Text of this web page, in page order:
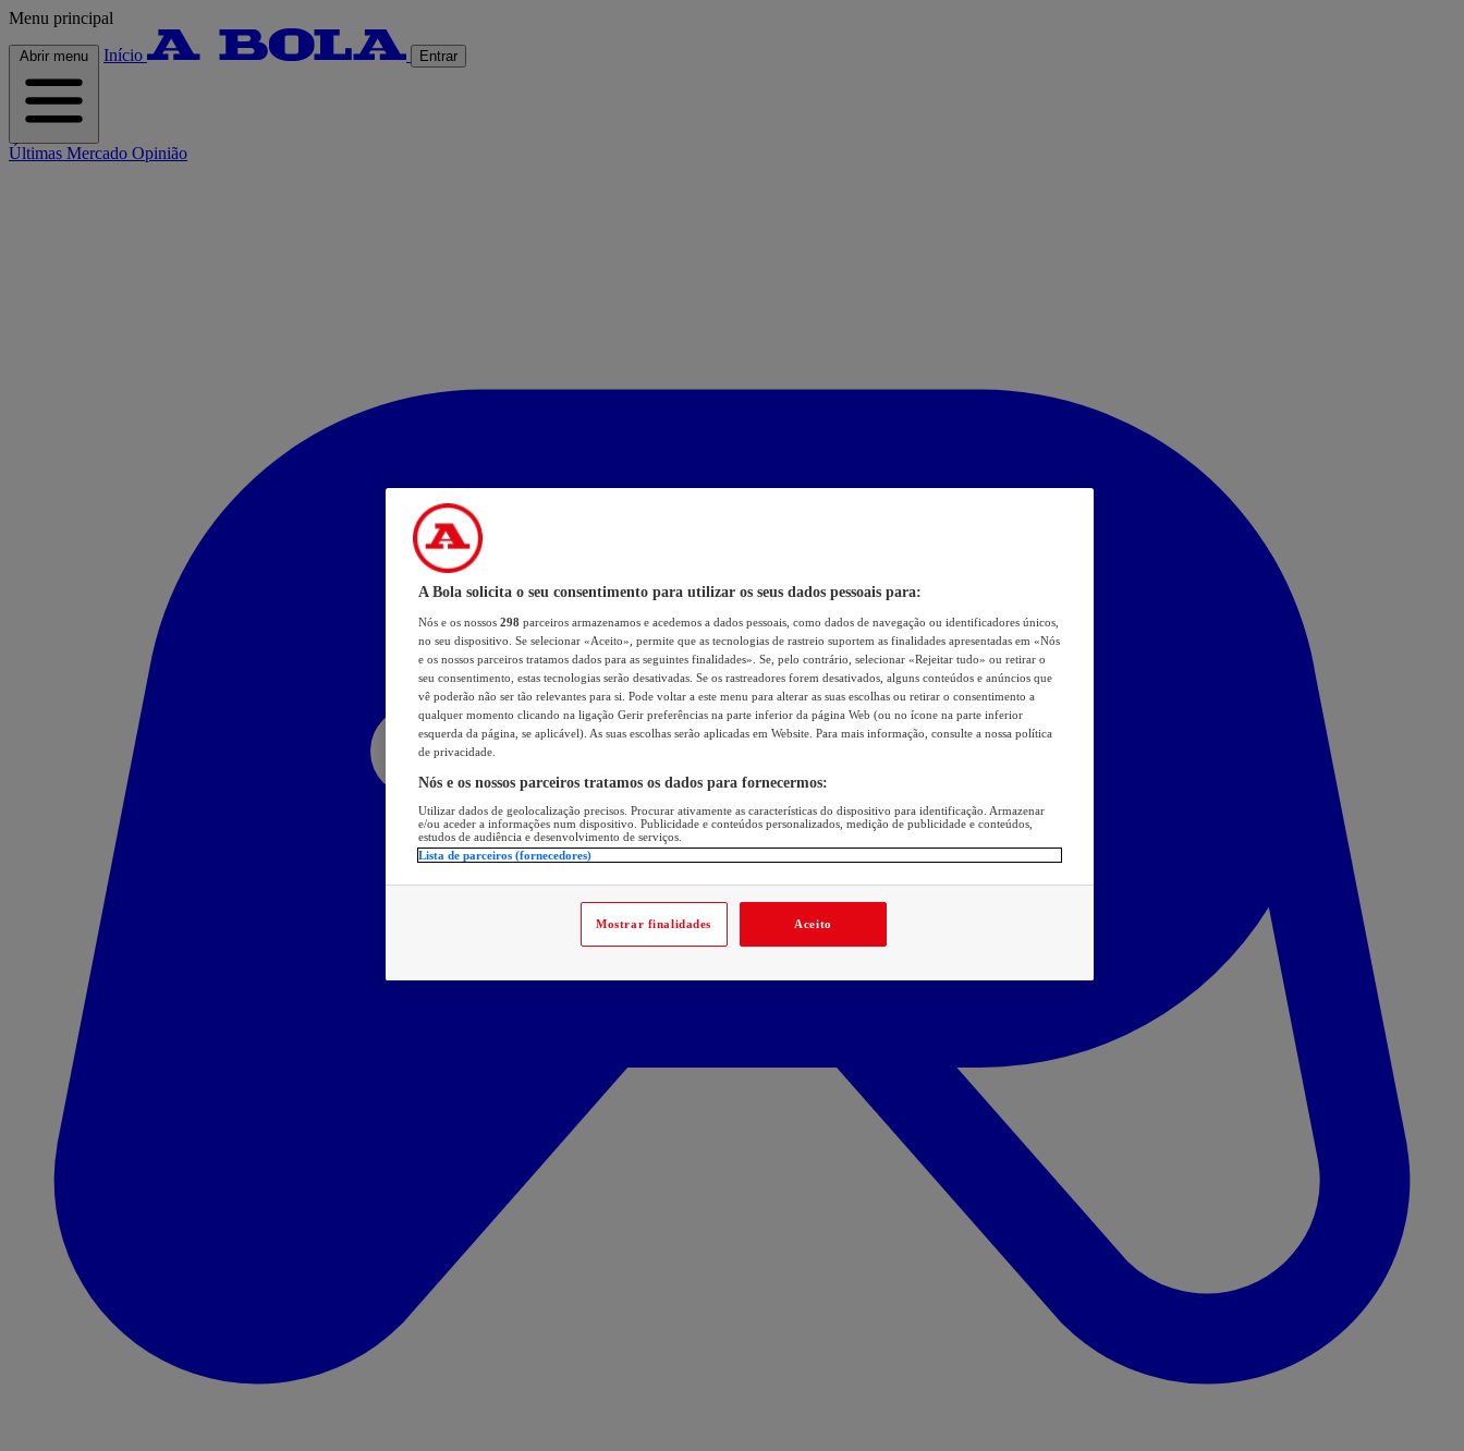
Menu principal
Abrir menu Início Entrar
Últimas Mercado Opinião
A Bola solicita o seu consentimento para utilizar os seus dados pessoais para:
Nós e os nossos 298 parceiros armazenamos e acedemos a dados pessoais, como dados de navegação ou identificadores únicos,
no seu dispositivo. Se selecionar «Aceito», permite que as tecnologias de rastreio suportem as finalidades apresentadas em «Nós
e os nossos parceiros tratamos dados para as seguintes finalidades». Se, pelo contrário, selecionar «Rejeitar tudo» ou retirar o
seu consentimento, estas tecnologias serão desativadas. Se os rastreadores forem desativados, alguns conteúdos e anúncios que
vê poderão não ser tão relevantes para si. Pode voltar a este menu para alterar as suas escolhas ou retirar o consentimento a
qualquer momento clicando na ligação Gerir preferências na parte inferior da página Web (ou no ícone na parte inferior
esquerda da página, se aplicável). As suas escolhas serão aplicadas em Website. Para mais informação, consulte a nossa política
de privacidade.
Nós e os nossos parceiros tratamos os dados para fornecermos:
Utilizar dados de geolocalização precisos. Procurar ativamente as características do dispositivo para identificação. Armazenar
e/ou aceder a informações num dispositivo. Publicidade e conteúdos personalizados, medição de publicidade e conteúdos,
estudos de audiência e desenvolvimento de serviços.
Lista de parceiros (fornecedores)
Mostrar finalidades Aceito